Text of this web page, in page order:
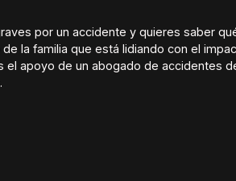
por un accidente y quieres saber
la familia que está lidiando con el
el apoyo de un abogado de accidentes